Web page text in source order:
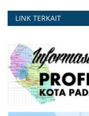
LINK TERKAIT